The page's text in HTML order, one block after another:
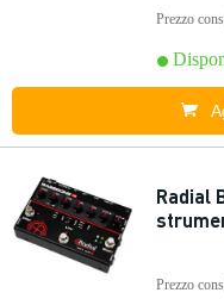
Prezzo
Radial
Prezzo